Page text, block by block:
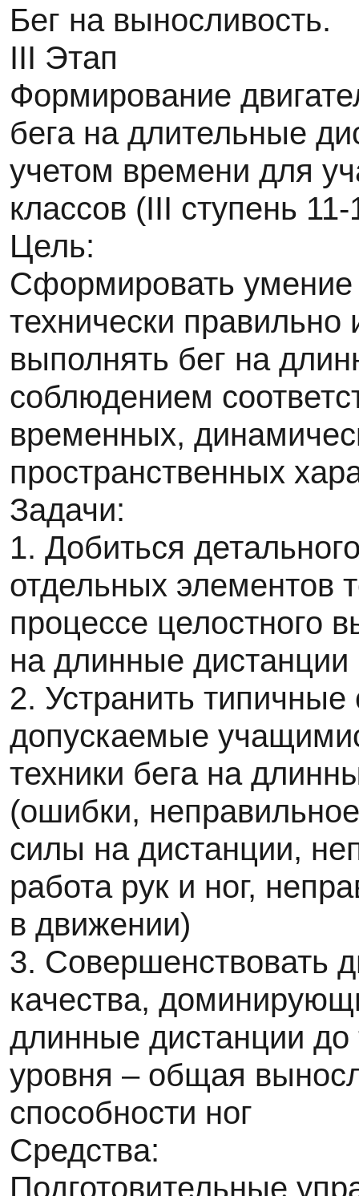
Бег на выносливость.
III Этап
Формирование
бега на длительные
учетом времени для
классов (III ступень
Цель:
Сформировать
технически правильно
выполнять бег на
соблюдением
временных,
пространственных
Задачи:
1. Добиться
отдельных элементов
процессе целостного
на длинные дистанции
2. Устранить
допускаемые
техники бега на
(ошибки,
силы на дистанции,
работа рук и ног,
в движении)
3. Совершенствовать
качества,
длинные дистанции до
уровня – общая
способности ног
Средства:
Подготовительные